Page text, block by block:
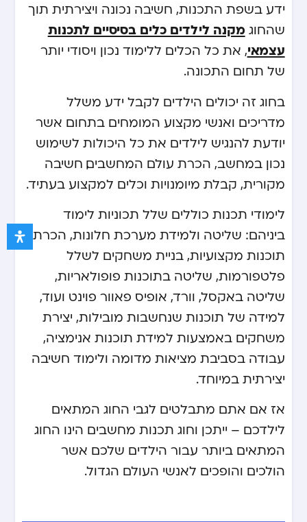
ידע בשפת התכנות, חשיבה נכונה ויצירתית תוך
שהחוג מקנה לילדים כלים בסיסיים לתכנות
עצמאי, את כל הכלים ללימוד נכון ויסודי יותר
של תחום התכונה.
בחוג זה יכולים הילדים לקבל ידע משלל
מדריכים ואנשי מקצוע המומחים בתחום אשר
יודעת להנגיש לילדים את כל היכולות לשימוש
נכון במחשב, הכרת עולם המחשבים, חשיבה
מקורית, קבלת מיומנויות וכלים למקצוע בעתיד.
לימודי תכנות כוללים שלל תכוניות לימוד
ביניהם: שליטה ולמידת מערכת חלונות, הכרת
תוכנות מקצועיות, בניית משחקים לשלל
פלטפורמות, שליטה בתוכנות פופולאריות,
שליטה באקסל, וורד, אופיס פאוור פוינט ועוד,
למידה של תוכנות שנחשבות מובילות, יצירת
משחקים באמצעות למידת תוכנות אנימציה,
עבודה בסביבת מציאות מדומה ולימוד חשיבה
יצירתית במיוחד.
אז אם אתם מתבלטים לגבי החוג המתאים
לילדכם – ייתכן וחוג תכנות מחשבים הינו החוג
המתאים ביותר עבור הילדים שלכם אשר
הולכים והופכים לאנשי העולם הגדול.